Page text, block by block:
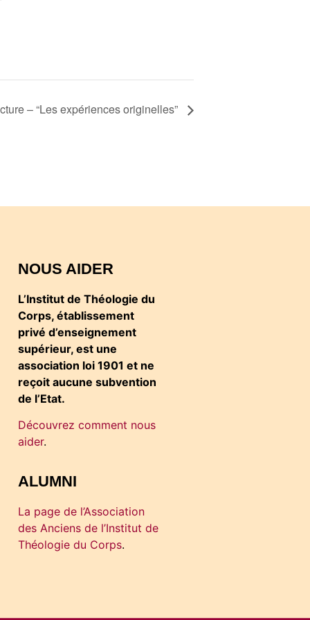
– “Les expériences originelles”
NOUS AIDER
L’Institut de Théologie du
Corps, établissement
privé d’enseignement
supérieur, est une
association loi 1901 et ne
reçoit aucune subvention
de l’Etat.
Découvrez comment nous
aider.
ALUMNI
La page de l’Association
des Anciens de l’Institut de
Théologie du Corps.